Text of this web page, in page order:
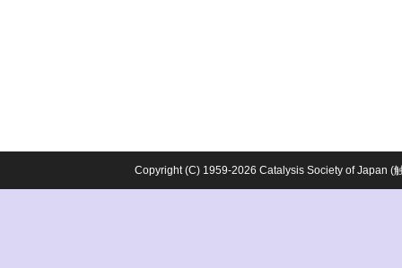
Copyright (C) 1959-2026 Catalysis Society of Japan (